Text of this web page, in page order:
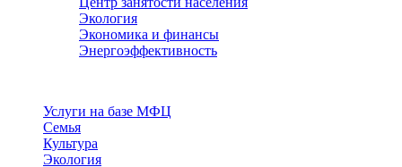
Экология
Экономика и финансы
Энергоэффективность
Услуги на базе МФЦ
Семья
Культура
Экология